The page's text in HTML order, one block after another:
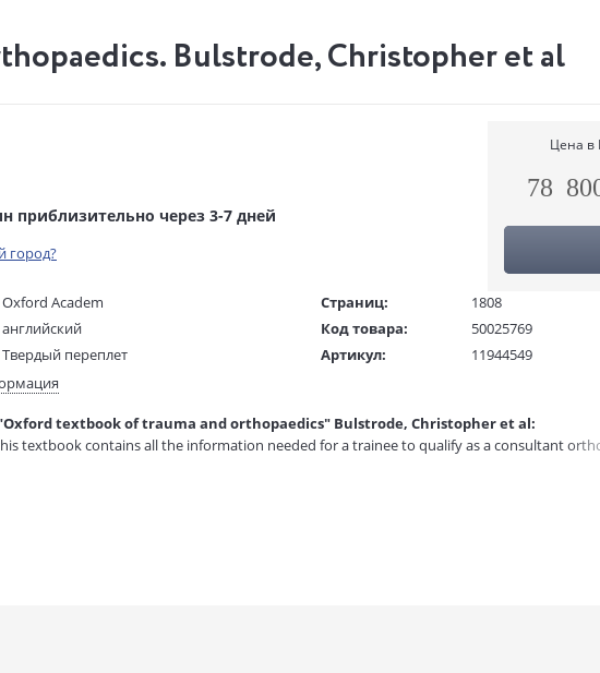
Bulstrode, Christopher et al
приблизительно через 3-7 дней
город?
Цена в
78
Oxford Academ
английский
Твердый переплет
280x230x80
5 гр.
Страниц:
1808
Код товара:
50025769
Артикул:
11944549
textbook of trauma and orthopaedics" Bulstrode, Christopher et al:
textbook contains all the information needed for a trainee to qualify as a consultant